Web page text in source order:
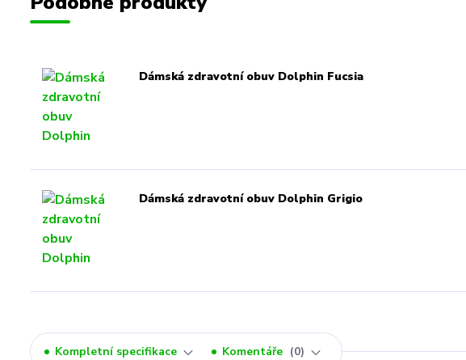
Dámská zdravotní obuv Dolphin Fucsia
Dámská zdravotní obuv Dolphin Grigio
Kompletní specifikace Komentáře 0